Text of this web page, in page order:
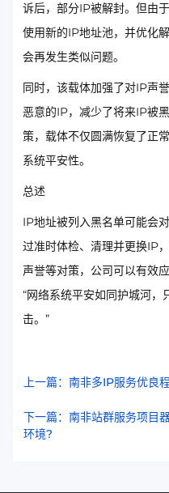
诉后，部分IP被解封。但由
使用新的IP地址池，并优化
会再发生类似问题。
同时，该载体加强了对IP声
恶意的IP，减少了将来IP被
策，载体不仅圆满恢复了正
系统平安性。
总述
IP地址被列入黑名单可能会
过准时体检、清理并更换IP
声誉等对策，公司可以有效
“网络系统平安如同护城河
击。”
上一篇：南非多IP服务优良
下一篇：南非站群服务项目
环境?